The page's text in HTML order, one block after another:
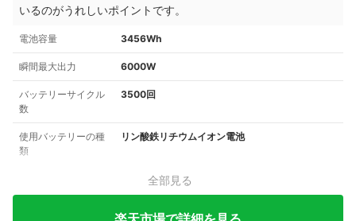
いるのがうれしいポイントです。
電池容量 3456Wh
瞬間最大出力 6000W
バッテリーサイクル
数
3500回
使用バッテリーの種
類
リン酸鉄リチウムイオン電池
全部見る